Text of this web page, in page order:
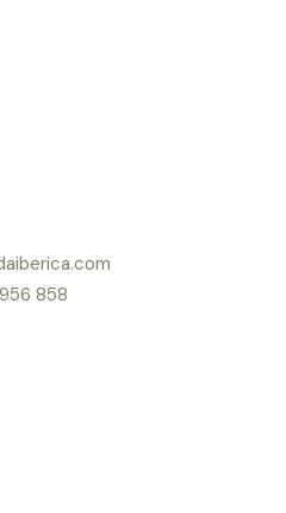
858